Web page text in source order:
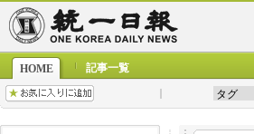
HOME 記事一覧